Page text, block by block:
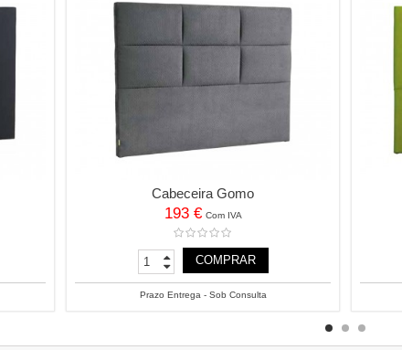
Cabeceira Gomo
193 € Com IVA
COMPRAR
Prazo Entrega - Sob Consulta